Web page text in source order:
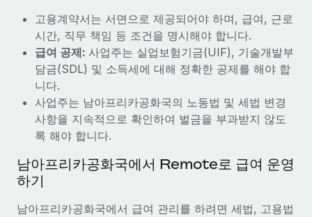
고용계약서는 서면으로 제공되어야 하며, 급여, 근로
시간, 직무 책임 등 조건을 명시해야 합니다.
급여 공제: 사업주는 실업보험기금(UIF), 기술개발부
담금(SDL) 및 소득세에 대해 정확한 공제를 해야 합
니다.
사업주는 남아프리카공화국의 노동법 및 세법 변경
사항을 지속적으로 확인하여 벌금을 부과받지 않도
록 해야 합니다.
남아프리카공화국에서 Remote로 급여 운영
하기
남아프리카공화국에서 급여 관리를 하려면 세법, 고용법